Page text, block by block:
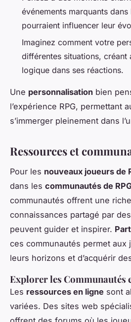
événements marquants
pourraient influencer leur
Imaginez comment votre
différentes situations, créant
logique dans ses réactions.
Une personnalisation bien
l’expérience RPG, permettant
s’immerger pleinement dans
Ressources et
Pour les nouveaux joueurs de
dans les communautés de
communautés offrent une
connaissances partagé par
peuvent guider et inspirer.
ces communautés permet aux
leurs horizons et d’acquérir
Explorer les Communautés
Les ressources en ligne sont
variées. Des sites web